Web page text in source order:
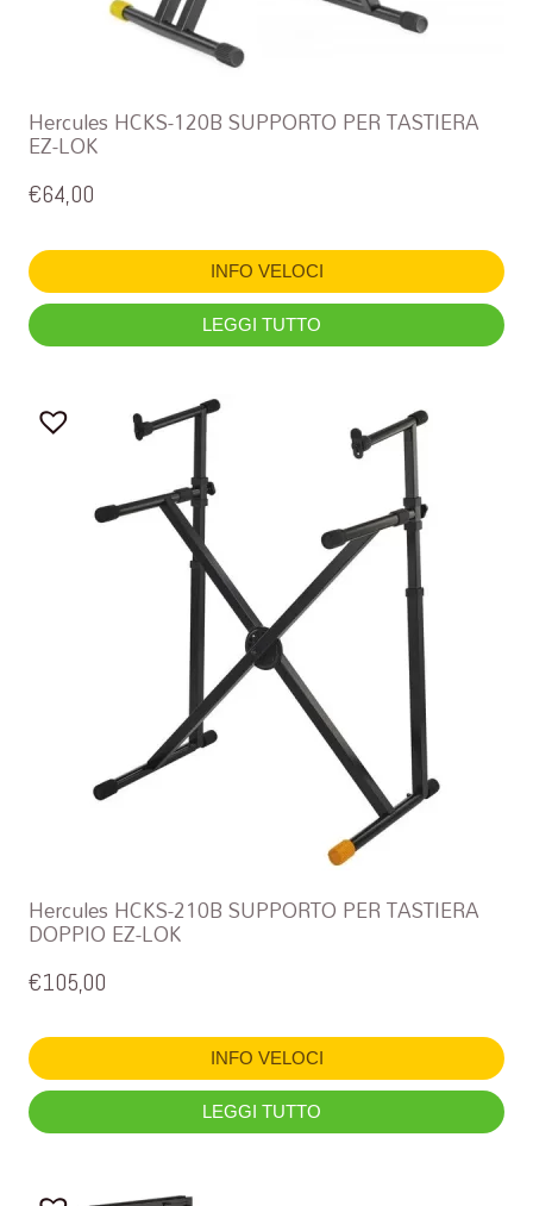
Hercules HCKS-120B SUPPORTO PER TASTIERA
EZ-LOK
€64,00
INFO VELOCI
LEGGI TUTTO
Hercules HCKS-210B SUPPORTO PER TASTIERA
DOPPIO EZ-LOK
€105,00
INFO VELOCI
LEGGI TUTTO